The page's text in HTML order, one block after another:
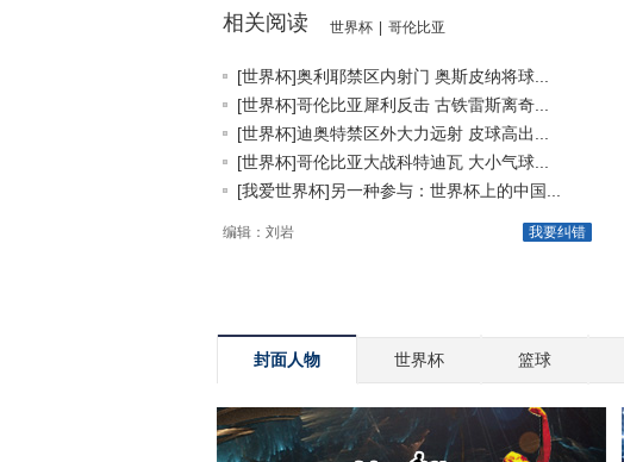
相关阅读 世界杯 哥伦比亚
[世界杯]奥利耶禁区内射门 奥斯皮纳将球...
[世界杯]哥伦比亚犀利反击 古铁雷斯离奇...
[世界杯]迪奥特禁区外大力远射 皮球高出...
[世界杯]哥伦比亚大战科特迪瓦 大小气球...
[我爱世界杯]另一种参与：世界杯上的中国...
我要纠错
编辑：刘岩
封面人物 世界杯 篮球